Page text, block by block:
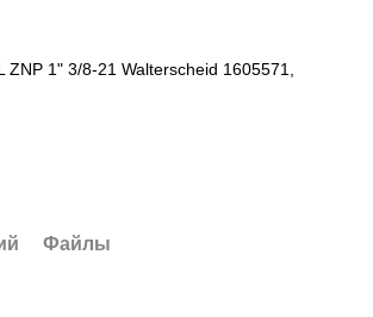
1" 3/8-21 Walterscheid 1605571,
Файлы